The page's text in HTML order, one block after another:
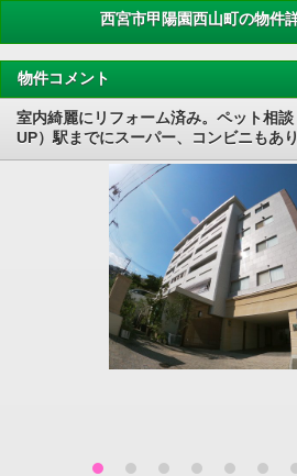
物件コメント
室内綺麗にリフォーム済み。ペット相
UP）駅までにスーパー、コンビニもあ